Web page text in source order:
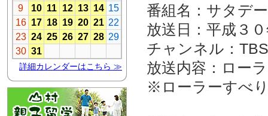
番組名：サタデ
放送日：平成３
チャンネル：
放送内容：ロー
※ローラーすべ